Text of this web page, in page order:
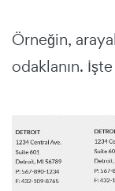
Örneğin,
odaklanın.